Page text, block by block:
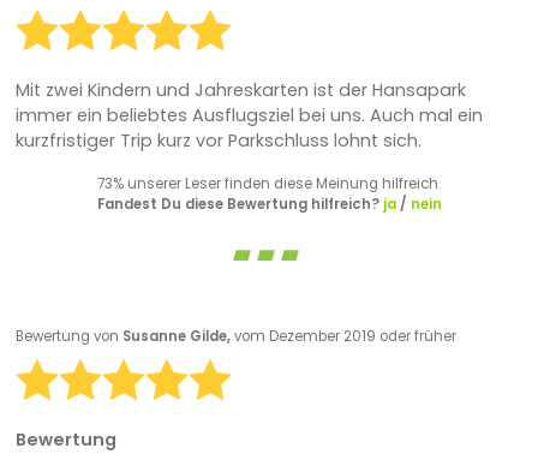
Mit zwei Kindern und Jahreskarten ist der Hansapark
immer ein beliebtes Ausflugsziel bei uns. Auch mal ein
kurzfristiger Trip kurz vor Parkschluss lohnt sich.
73% unserer Leser finden diese Meinung hilfreich.
Fandest Du diese Bewertung hilfreich? ja/ nein
Bewertung von Susanne Gilde,vom Dezember 2019 oder früher
Bewertung